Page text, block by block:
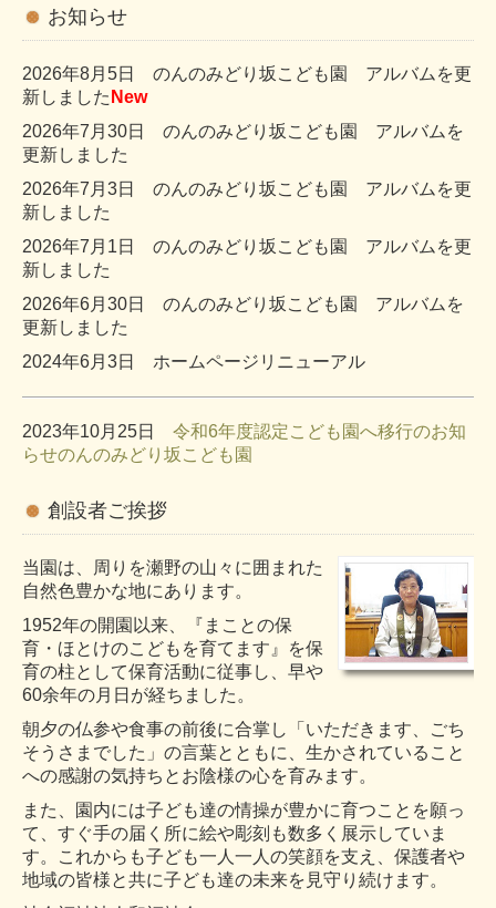
お知らせ
2026年8月5日 のんのみどり坂こども園 アルバムを更
新しました New
2026年7 月30日 のんのみどり坂こども園 アルバムを
更新しました
2026年7 月3日 のんのみどり坂こども園 アルバムを更
新しました
2026年7 月1 日 のんのみどり坂こども園 アルバムを更
新しました
2026年6月30日 のんのみどり坂こども園 アルバムを
更新しました
2024年6月3日
ホームページリニューアル
2023年10月25日
令和6年度認定こども園へ移行のお知
らせのんのみどり坂こども園
創設者ご挨拶
当園は、周りを瀬野の山々に囲まれた
自然色豊かな地にあります。
1952年の開園以来、『まことの保
育・ほとけのこどもを育てます』を保
育の柱として保育活動に従事し、早や
60余年の月日が経ちました。
朝夕の仏参や食事の前後に合掌し「いただきます、ごち
そうさまでした」の言葉とともに、生かされていること
への感謝の気持ちとお陰様の心を育みます。
また、園内には子ども達の情操が豊かに育つことを願っ
て、すぐ手の届く所に絵や彫刻も数多く展示していま
す。これからも子ども一人一人の笑顔を支え、保護者や
地域の皆様と共に子ども達の未来を見守り続けます。